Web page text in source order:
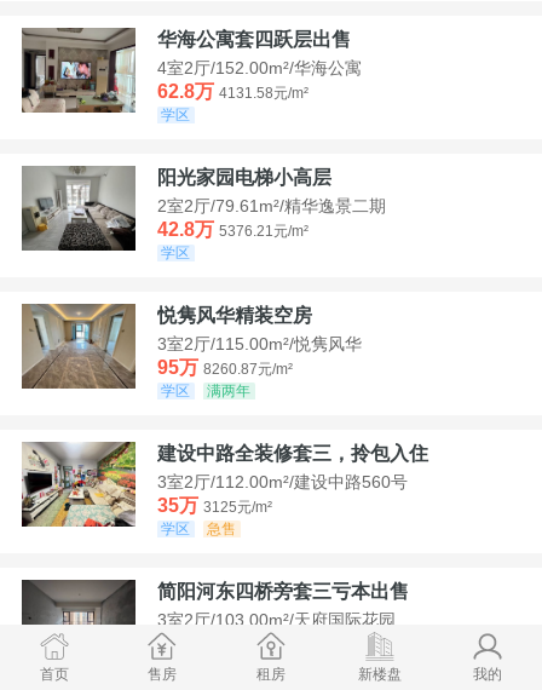
华海公寓套四跃层出售
4室2厅/152.00m²/华海公寓
62.8万 4131.58元/m²
学区
阳光家园电梯小高层
2室2厅/79.61m²/精华逸景二期
42.8万 5376.21元/m²
学区
悦隽风华精装空房
3室2厅/115.00m²/悦隽风华
95万 8260.87元/m²
学区
满两年
建设中路全装修套三，拎包入住
3室2厅/112.00m²/建设中路560号
35万 3125元/m²
学区
急售
简阳河东四桥旁套三亏本出售
3室2厅/103.00m²/天府国际花园
78.8万
7650.49元/m²
学区
首页 售房 租房 新楼盘 我的